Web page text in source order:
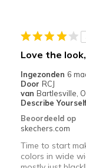
Beste
Going Out
Travel
Width
Love the
Ingezonden 6
Door RCJ
van Bartlesville,
Describe
Beoordeeld op
skechers.com
Time to start
colors in wide